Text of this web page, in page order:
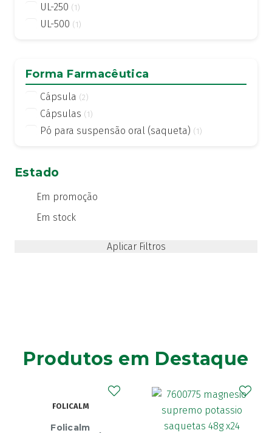
UL-250 (1)
UL-500 (1)
Forma Farmacêutica
Cápsula (2)
Cápsulas (1)
Pó para suspensão oral (saqueta) (1)
Estado
Em promoção
Em stock
Produtos em Destaque
FOLICALM
Folicalm